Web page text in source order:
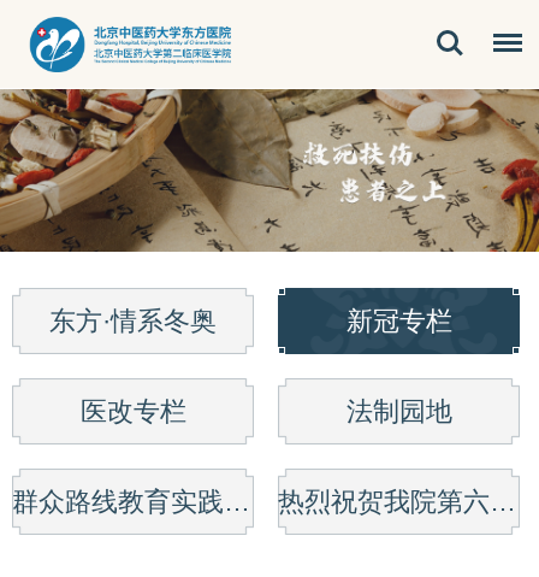
东方·情系冬奥 新冠专栏
医改专栏 法制园地
群众路线教育实践活动 热烈祝贺我院第六次党代会胜利召开